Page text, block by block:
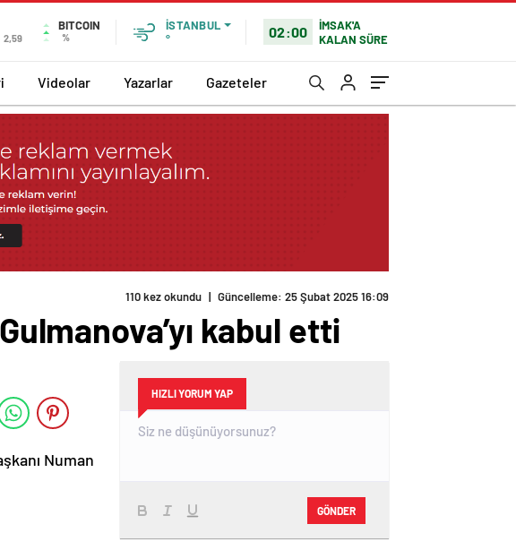
2,59
BITCOIN
%
İSTANBUL
°
02:00
İMSAK'A
KALAN SÜRE
Videolar Yazarlar Gazeteler
110 kez okundu | Güncelleme: 25 Şubat 2025 16:09
kabul etti
Numan
HIZLI YORUM YAP
GÖNDER